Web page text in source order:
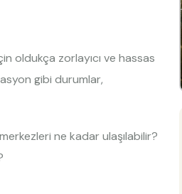
oldukça zorlayıcı ve hassas
gibi durumlar,
ne kadar ulaşılabilir?